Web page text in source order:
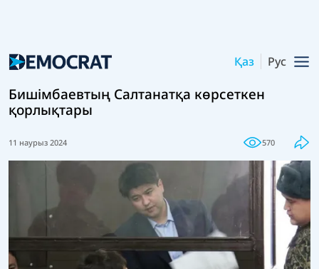
Қаз Рус
Бишімбаевтың Салтанатқа көрсеткен
қорлықтары
11 наурыз 2024 570